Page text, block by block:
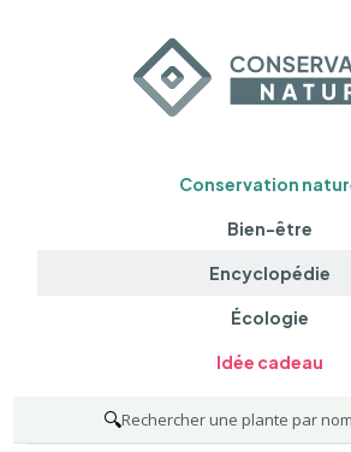
Conservation
Bien-être
Encyclopédie
Écologie
Idée cadeau
🔍Rechercher une plante par